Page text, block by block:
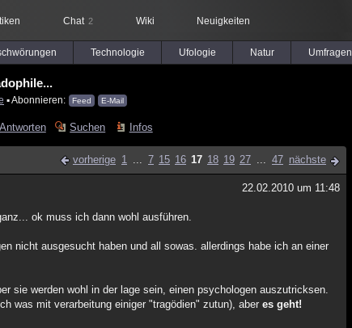
Chat 2 Wiki Neuigkeiten
Technologie Ufologie Natur Umfragen
▪ Abonnieren: Feed E-Mail
Antworten Suchen Infos
vorherige 1 ... 7 15 16 17 18 19 27 ... 47 nächste
22.02.2010 um 11:48
ok muss ich dann wohl ausführen.
nicht ausgesucht haben und all sowas. allerdings habe ich an einer
sie werden wohl in der lage sein, einen psychologen auszutricksen.
was mit verarbeitung einiger "tragödien" zutun), aberes geht!